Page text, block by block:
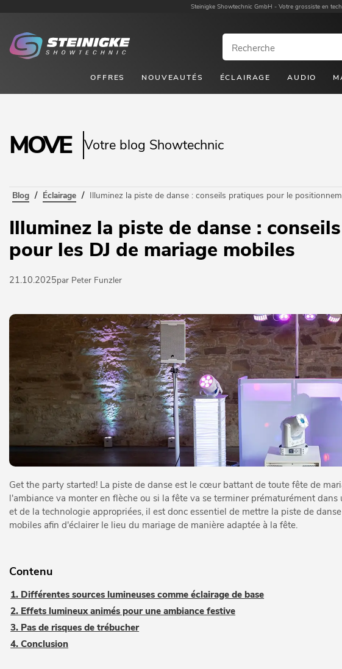
Steinigke Showtechnic GmbH - Votre grossiste en
OFFRES NOUVEAUTÉS ÉCLAIRAGE AUDIO
MOVE Votre blog Showtechnic
Blog / Éclairage / Illuminez la piste de danse : conseils pratiques pour le
Illuminez la piste de danse :
pour les DJ de mariage mobiles
21.10.2025par Peter Funzler
Get the party started! La piste de danse est le cœur battant de toute fête de
l'ambiance va monter en flèche ou si la fête va se terminer prématurément
et de la technologie appropriées, il est donc essentiel de mettre la piste de
mobiles afin d'éclairer le lieu du mariage de manière adaptée à la fête.
Contenu
1. Différentes sources lumineuses comme éclairage de base
2. Effets lumineux animés pour une ambiance festive
3. Pas de risques de trébucher
4. Conclusion